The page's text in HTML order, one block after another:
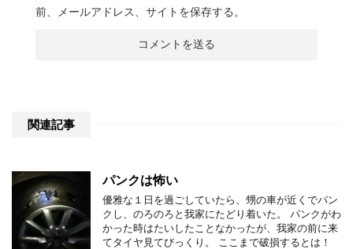
前、メールアドレス、サイトを保存する。
関連記事
パンクは怖い
優雅な１日を過ごしていたら、甥の車が近くでパン
クし、のろのろと我家にたどり着いた。 パンクがわ
かった時はたいしたことなかったが、我家の前に来
てタイヤ見てびっくり。 ここまで破損するとは！